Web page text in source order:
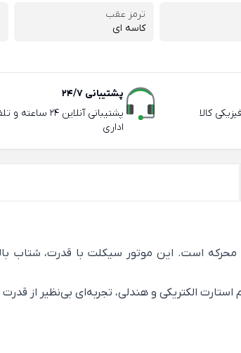
ترمز عقب
کاسه ای
کالا
پشتیبانی 24/7
پشتیبانی آنلاین
اداری
است. این موتور سیکلت با قدرت، شتاب بالا